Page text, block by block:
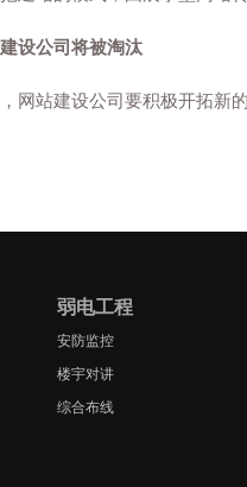
设公司将被淘汰
站建设公司要积极开拓新
弱电工程
安防监控
楼宇对讲
综合布线